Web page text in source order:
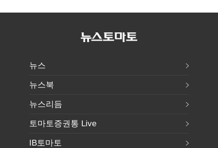
뉴스
뉴스북
뉴스리듬
토마토증권통 Live
IB토마토